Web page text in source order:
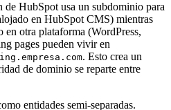
de HubSpot usa un subdominio para
en HubSpot CMS) mientras
en otra plataforma (WordPress,
pages pueden vivir en
. Esto crea un
de dominio se reparte entre
entidades semi-separadas.